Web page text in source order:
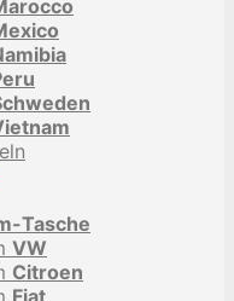
Tasche
VW
Citroen
Fiat